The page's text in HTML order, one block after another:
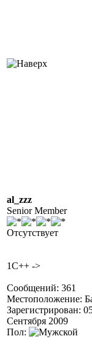
al_zzz
Senior Member
Отсутствует
1C++ ->
Сообщений: 361
Местоположение:
Зарегистрирован:
Сентября 2009
Пол: